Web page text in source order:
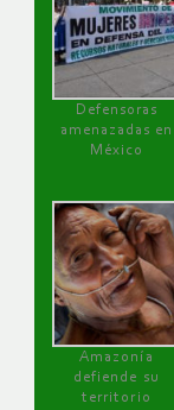
Defensoras
amenazadas en
México
Amazonía
defiende su
territorio